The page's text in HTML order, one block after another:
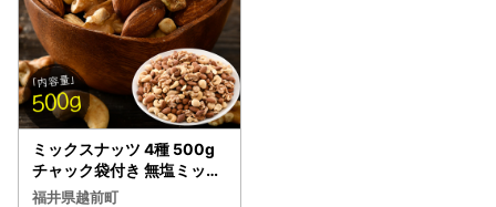
ミックスナッツ 4種 500g
チャック袋付き 無塩ミック
スナッツ！ [e70-a021]
福井県越前町